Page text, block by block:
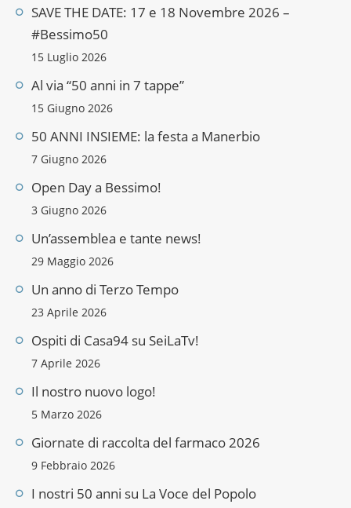
SAVE THE DATE: 17 e 18 Novembre 2026 –
#Bessimo50
15 Luglio 2026
Al via “50 anni in 7 tappe”
15 Giugno 2026
50 ANNI INSIEME: la festa a Manerbio
7 Giugno 2026
Open Day a Bessimo!
3 Giugno 2026
Un’assemblea e tante news!
29 Maggio 2026
Un anno di Terzo Tempo
23 Aprile 2026
Ospiti di Casa94 su SeiLaTv!
7 Aprile 2026
Il nostro nuovo logo!
5 Marzo 2026
Giornate di raccolta del farmaco 2026
9 Febbraio 2026
I nostri 50 anni su La Voce del Popolo